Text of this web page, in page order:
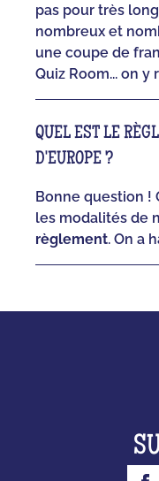
pas pour très
nombreux et
une coupe de
Quiz Room... on y
QUEL EST LE
D'EUROPE ?
Bonne question !
les modalités de
règlement. On a